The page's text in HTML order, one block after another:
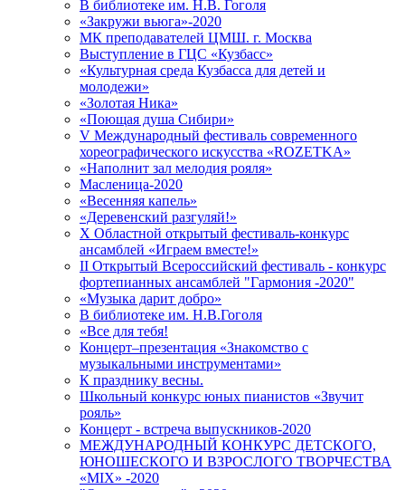
В библиотеке им. Н.В. Гоголя
«Закружи вьюга»-2020
МК преподавателей ЦМШ. г. Москва
Выступление в ГЦС «Кузбасс»
«Культурная среда Кузбасса для детей и
молодежи»
«Золотая Ника»
«Поющая душа Сибири»
V Международный фестиваль современного
хореографического искусства «ROZETKA»
«Наполнит зал мелодия рояля»
Масленица-2020
«Весенняя капель»
«Деревенский разгуляй!»
X Областной открытый фестиваль-конкурс
ансамблей «Играем вместе!»
II Открытый Всероссийский фестиваль - конкурс
фортепианных ансамблей "Гармония -2020"
«Музыка дарит добро»
В библиотеке им. Н.В.Гоголя
«Все для тебя!
Концерт–презентация «Знакомство с
музыкальными инструментами»
К празднику весны.
Школьный конкурс юных пианистов «Звучит
рояль»
Концерт - встреча выпускников-2020
МЕЖДУНАРОДНЫЙ КОНКУРС ДЕТСКОГО,
ЮНОШЕСКОГО И ВЗРОСЛОГО ТВОРЧЕСТВА
«MIX» -2020